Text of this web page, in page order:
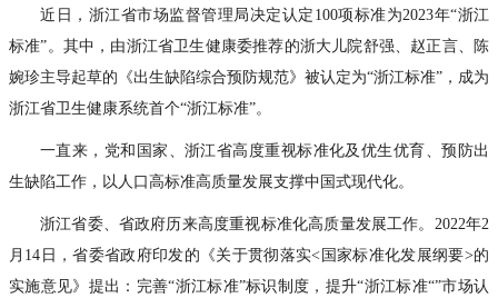
近日，浙江省市场监督管理局决定认定100项标准为2023年“浙江
标准”。其中，由浙江省卫生健康委推荐的浙大儿院舒强、赵正言、陈
婉珍主导起草的《出生缺陷综合预防规范》被认定为“浙江标准”，成为
浙江省卫生健康系统首个“浙江标准”。
一直来，党和国家、浙江省高度重视标准化及优生优育、预防出
生缺陷工作，以人口高标准高质量发展支撑中国式现代化。
浙江省委、省政府历来高度重视标准化高质量发展工作。2022年2
月14日，省委省政府印发的《关于贯彻落实<国家标准化发展纲要>的
实施意见》提出：完善“浙江标准”标识制度，提升“浙江标准“”市场认